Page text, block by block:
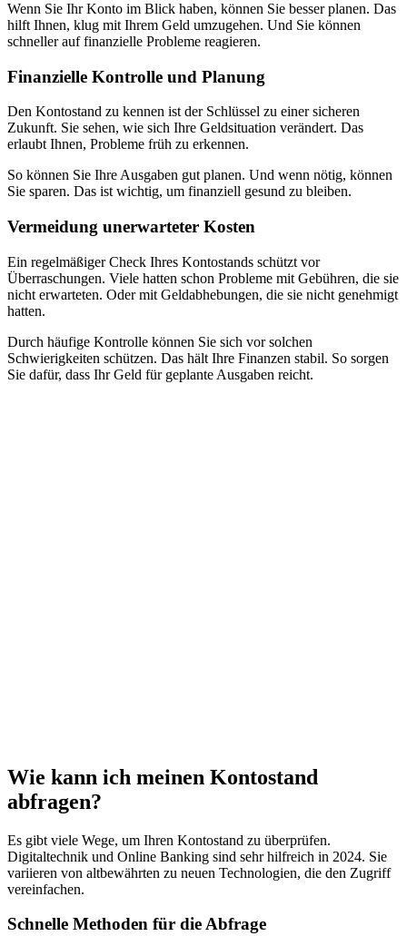
Wenn Sie Ihr Konto im Blick haben, können Sie besser planen. Das
hilft Ihnen, klug mit Ihrem Geld umzugehen. Und Sie können
schneller auf finanzielle Probleme reagieren.
Finanzielle Kontrolle und Planung
Den Kontostand zu kennen ist der Schlüssel zu einer sicheren
Zukunft. Sie sehen, wie sich Ihre Geldsituation verändert. Das
erlaubt Ihnen, Probleme früh zu erkennen.
So können Sie Ihre Ausgaben gut planen. Und wenn nötig, können
Sie sparen. Das ist wichtig, um finanziell gesund zu bleiben.
Vermeidung unerwarteter Kosten
Ein regelmäßiger Check Ihres Kontostands schützt vor
Überraschungen. Viele hatten schon Probleme mit Gebühren, die sie
nicht erwarteten. Oder mit Geldabhebungen, die sie nicht genehmigt
hatten.
Durch häufige Kontrolle können Sie sich vor solchen
Schwierigkeiten schützen. Das hält Ihre Finanzen stabil. So sorgen
Sie dafür, dass Ihr Geld für geplante Ausgaben reicht.
Wie kann ich meinen Kontostand
abfragen?
Es gibt viele Wege, um Ihren Kontostand zu überprüfen.
Digitaltechnik und Online Banking sind sehr hilfreich in 2024. Sie
variieren von altbewährten zu neuen Technologien, die den Zugriff
vereinfachen.
Schnelle Methoden für die Abfrage